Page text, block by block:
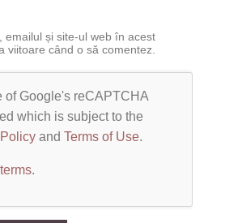
emailul și site-ul web în acest
viitoare când o să comentez.
of Google's reCAPTCHA
which is subject to the
and Terms of Use.
.